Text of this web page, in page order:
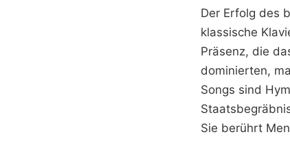
Der Erfolg des
klassische
Präsenz, die
dominierten,
Songs sind
Sie berührt